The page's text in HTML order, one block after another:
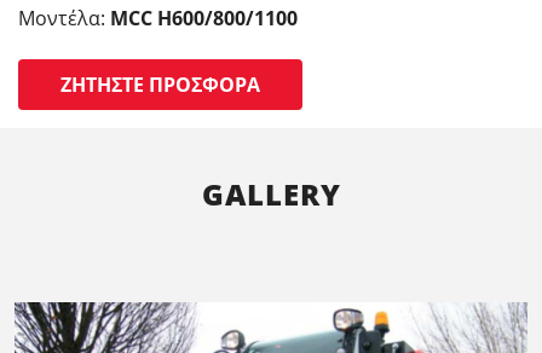
Μοντέλα: MCC H600/800/1100
ΖΗΤΉΣΤΕ ΠΡΟΣΦΟΡΆ
GALLERY